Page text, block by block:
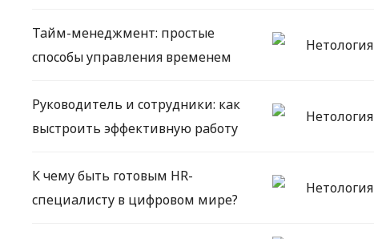
Тайм-менеджмент: простые
способы управления временем
Нетология
Руководитель и сотрудники: как
выстроить эффективную работу
Нетология
К чему быть готовым HR-
специалисту в цифровом мире?
Нетология